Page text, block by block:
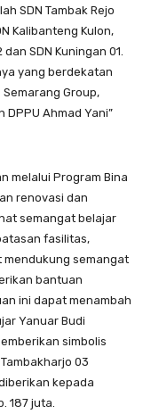
SDN Tambak Rejo
Kalibanteng Kulon,
SDN Kuningan 01.
yang berdekatan
Group,
DPPU Ahmad Yani”
melalui Program Bina
renovasi dan
semangat belajar
fasilitas,
semangat
bantuan
ini dapat menambah
Yanuar Budi
simbolis
03
kepada
187 juta.